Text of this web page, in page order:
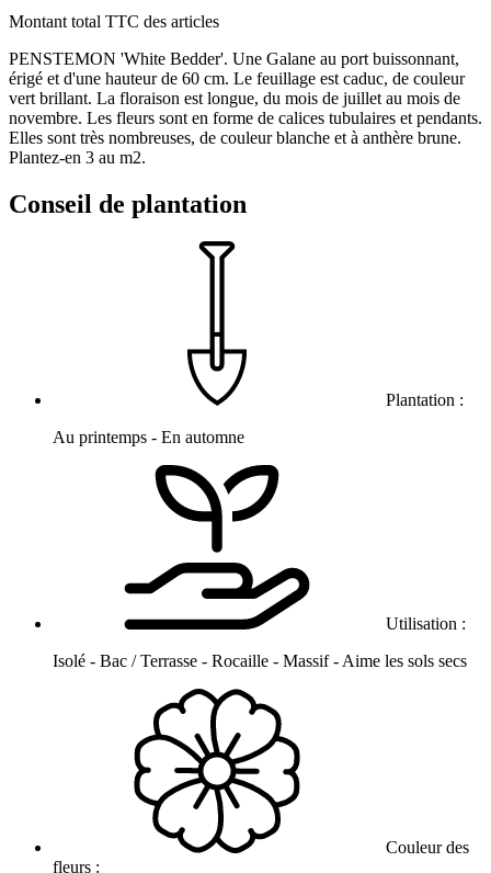
Montant total TTC des articles
PENSTEMON 'White Bedder'. Une Galane au port buissonnant,
érigé et d'une hauteur de 60 cm. Le feuillage est caduc, de couleur
vert brillant. La floraison est longue, du mois de juillet au mois de
novembre. Les fleurs sont en forme de calices tubulaires et pendants.
Elles sont très nombreuses, de couleur blanche et à anthère brune.
Plantez-en 3 au m2.
Conseil de plantation
Plantation :
Au printemps - En automne
Utilisation :
Isolé - Bac / Terrasse - Rocaille - Massif - Aime les sols secs
Couleur des
fleurs :